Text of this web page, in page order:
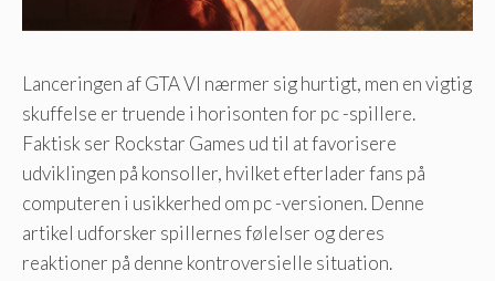
Lanceringen af ​​GTA VI nærmer sig hurtigt, men en vigtig
skuffelse er truende i horisonten for pc -spillere.
Faktisk ser Rockstar Games ud til at favorisere
udviklingen på konsoller, hvilket efterlader fans på
computeren i usikkerhed om pc -versionen. Denne
artikel udforsker spillernes følelser og deres
reaktioner på denne kontroversielle situation.